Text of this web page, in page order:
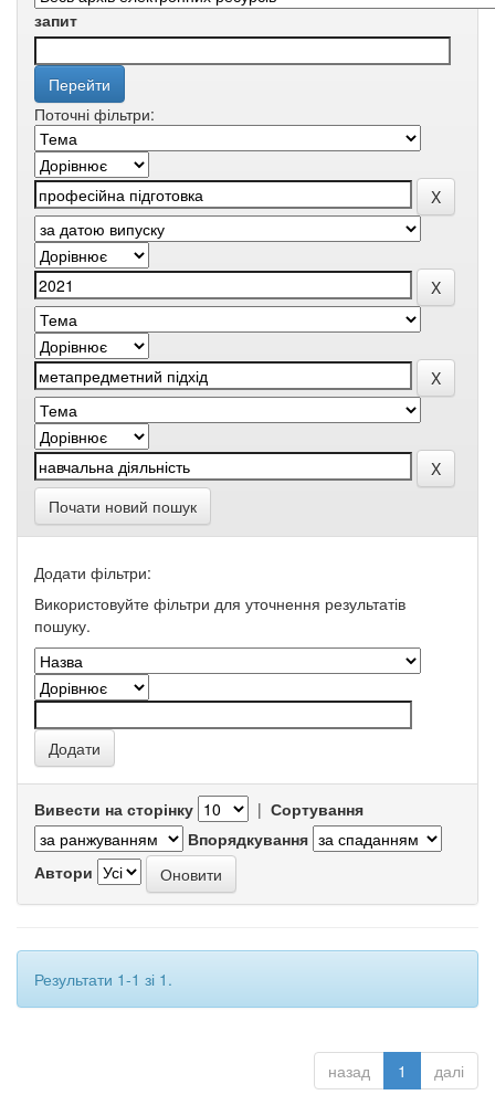
запит
Поточні фільтри:
Почати новий пошук
Додати фільтри:
Використовуйте фільтри для уточнення результатів
пошуку.
Вивести на сторінку | Сортування
Впорядкування
Автори
Результати 1-1 зі 1.
назад 1 далі